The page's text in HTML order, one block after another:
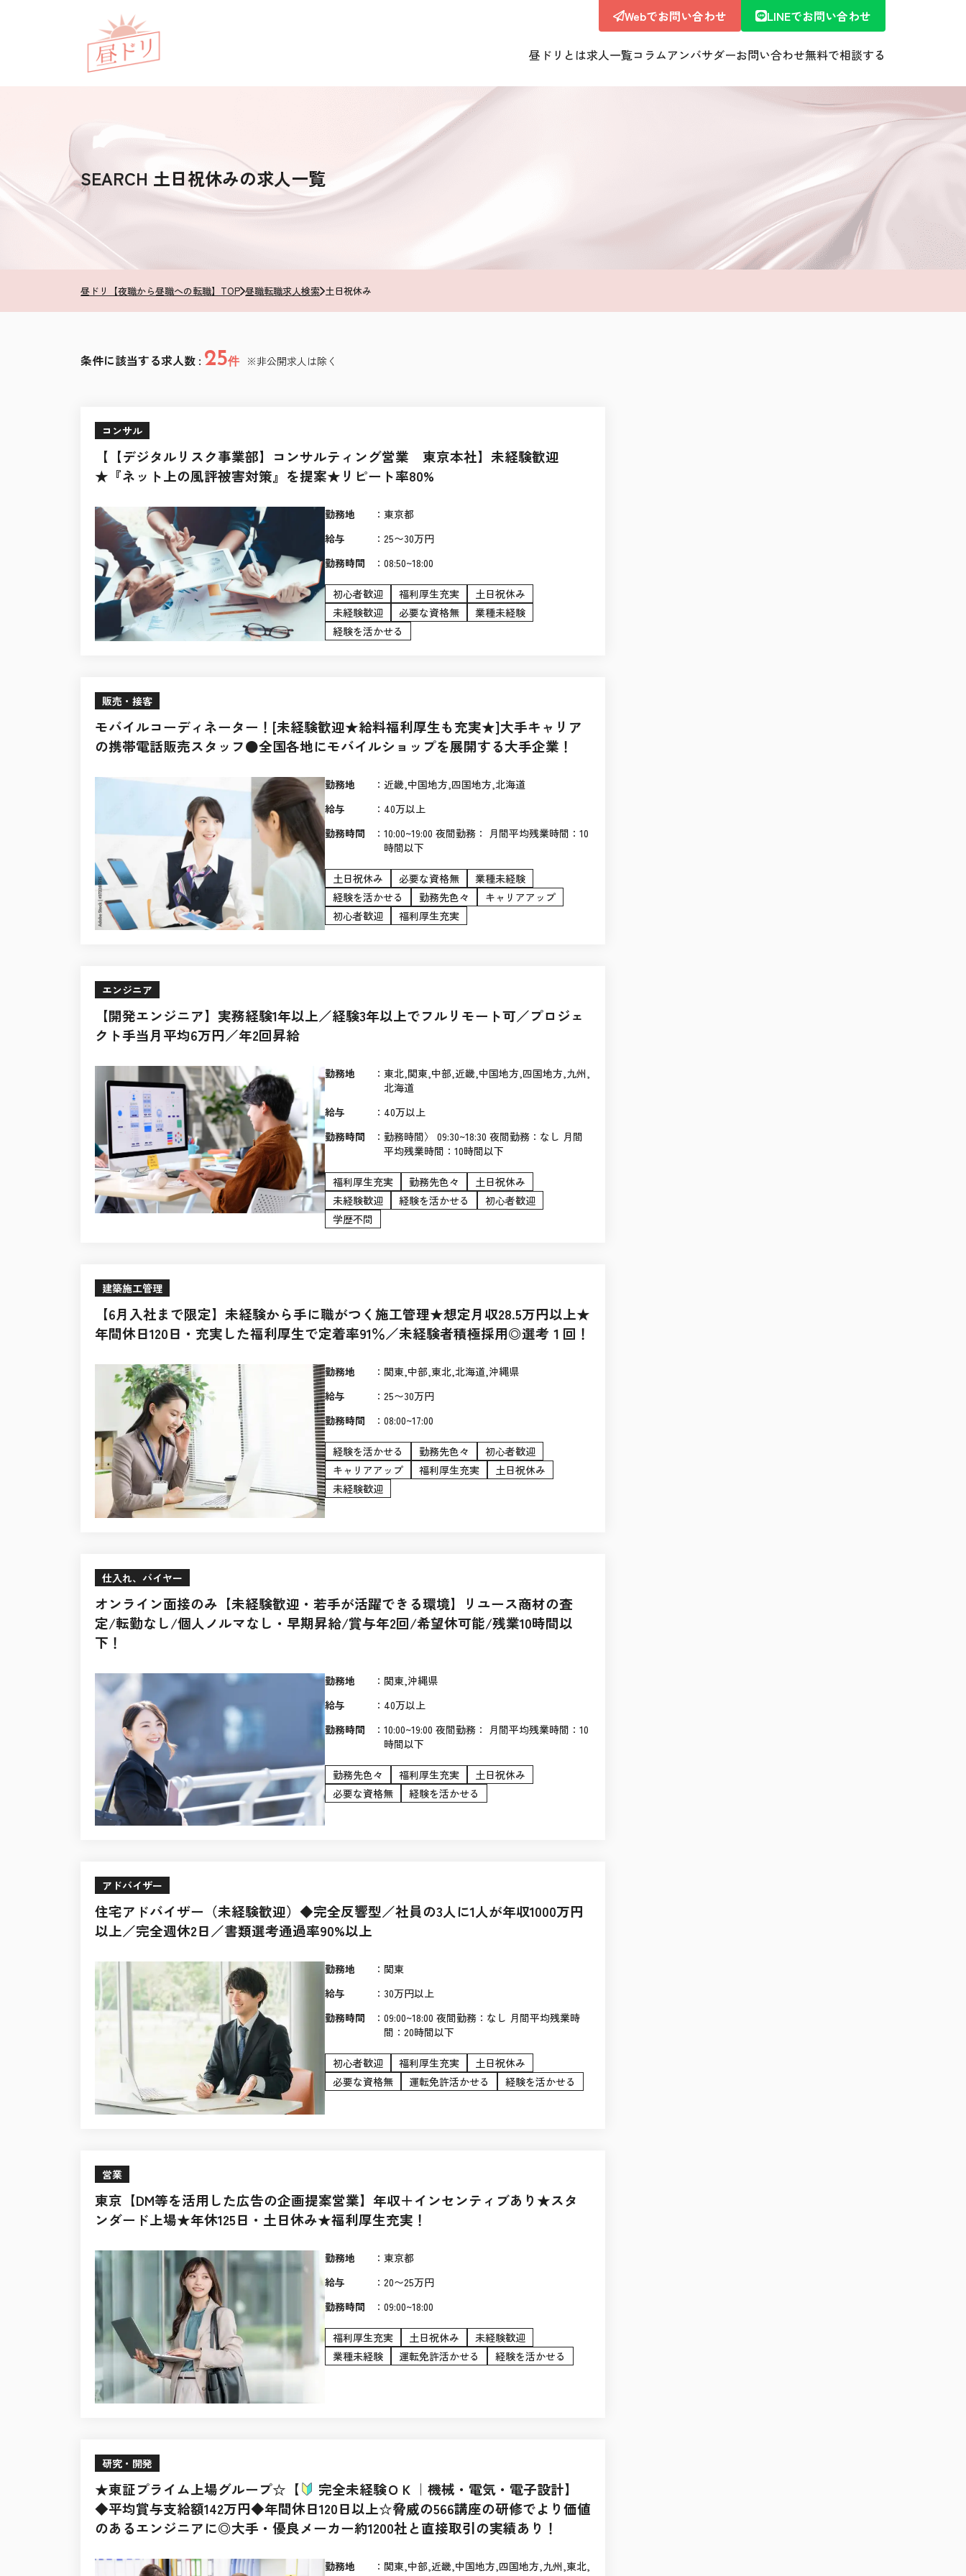
Webでお問い合わせ LINEでお問い合わせ
昼ドリとは求人一覧コラムアンバサダーお問い合わせ無料で相談する
SEARCH 土日祝休みの求人一覧
昼ドリ【夜職から昼職への転職】TOP 昼職転職求人検索 土日祝休み
条件に該当する求人数 : 25件 ※非公開求人は除く
コンサル
【【デジタルリスク事業部】コンサルティング営業 東京本社】未経験歓迎
★『ネット上の風評被害対策』を提案★リピート率80%
勤務地 ： 東京都
給与
： 25〜30万円
勤務時間
： 08:50~18:00
初心者歓迎 福利厚生充実
土日祝休み
未経験歓迎
必要な資格無
業種未経験
経験を活かせる
販売・接客
モバイルコーディネーター！[未経験歓迎★給料福利厚生も充実★]大手キャリア
の携帯電話販売スタッフ●全国各地にモバイルショップを展開する大手企業！
勤務地 ： 近畿,中国地方,四国地方,北海道
給与
： 40万以上
勤務時間
： 10:00~19:00 夜間勤務： 月間平均残業時間：10
時間以下
土日祝休み 必要な資格無
業種未経験
経験を活かせる
勤務先色々
キャリアアップ
初心者歓迎
福利厚生充実
エンジニア
【開発エンジニア】実務経験1年以上／経験3年以上でフルリモート可／プロジェ
クト手当月平均6万円／年2回昇給
勤務地 ： 東北,関東,中部,近畿,中国地方,四国地方,九州,
北海道
給与
： 40万以上
勤務時間
： 勤務時間〉 09:30~18:30 夜間勤務：なし 月間
平均残業時間：10時間以下
福利厚生充実 勤務先色々
土日祝休み
未経験歓迎
経験を活かせる
初心者歓迎
学歴不問
建築施工管理
【6月入社まで限定】未経験から手に職がつく施工管理★想定月収28.5万円以上★
年間休日120日・充実した福利厚生で定着率91％／未経験者積極採用◎選考１回！
勤務地 ： 関東,中部,東北,北海道,沖縄県
給与
： 25〜30万円
勤務時間
： 08:00~17:00
経験を活かせる 勤務先色々
初心者歓迎
キャリアアップ
福利厚生充実
土日祝休み
未経験歓迎
仕入れ、バイヤー
オンライン面接のみ【未経験歓迎・若手が活躍できる環境】リユース商材の査
定/転勤なし/個人ノルマなし・早期昇給/賞与年2回/希望休可能/残業10時間以
下！
勤務地 ： 関東,沖縄県
給与
： 40万以上
勤務時間
： 10:00~19:00 夜間勤務： 月間平均残業時間：10
時間以下
勤務先色々 福利厚生充実
土日祝休み
必要な資格無
経験を活かせる
アドバイザー
住宅アドバイザー（未経験歓迎）◆完全反響型／社員の3人に1人が年収1000万円
以上／完全週休2日／書類選考通過率90%以上
勤務地 ： 関東
給与
： 30万円以上
勤務時間
： 09:00~18:00 夜間勤務：なし 月間平均残業時
間：20時間以下
初心者歓迎 福利厚生充実
土日祝休み
必要な資格無
運転免許活かせる 経験を活かせる
営業
東京【DM等を活用した広告の企画提案営業】年収＋インセンティブあり★スタ
ンダード上場★年休125日・土日休み★福利厚生充実！
勤務地 ： 東京都
給与
： 20〜25万円
勤務時間
： 09:00~18:00
福利厚生充実 土日祝休み
未経験歓迎
業種未経験
運転免許活かせる 経験を活かせる
研究・開発
★東証プライム上場グループ☆【
完全未経験ＯＫ｜機械・電気・電子設計】
◆平均賞与支給額142万円◆年間休日120日以上☆脅威の566講座の研修でより価値
のあるエンジニアに◎大手・優良メーカー約1200社と直接取引の実績あり！
勤務地 ： 関東,中部,近畿,中国地方,四国地方,九州,東北,